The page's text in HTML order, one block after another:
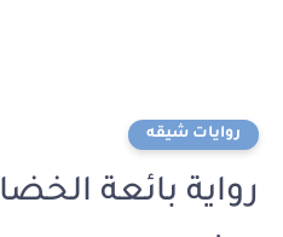
روايات شيقه
رواية بائعة